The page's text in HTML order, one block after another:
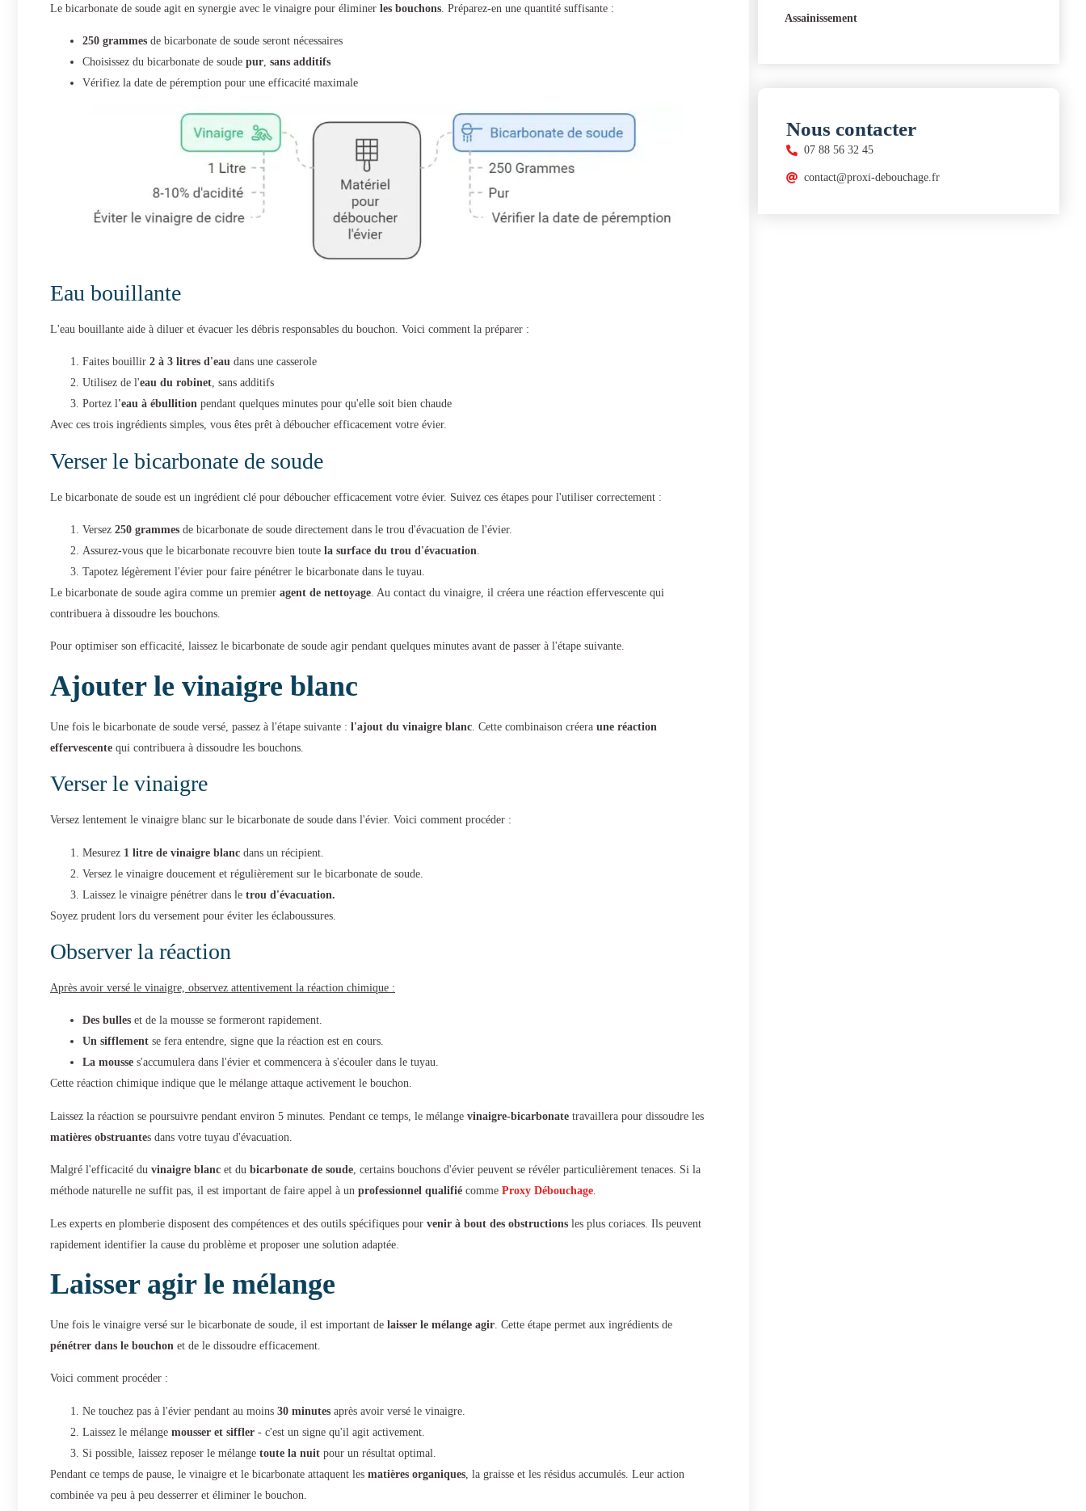
Le bicarbonate de soude agit en synergie avec le vinaigre pour éliminer les bouchons. Préparez-en une quantité suffisante :
250 grammes de bicarbonate de soude seront nécessaires
Choisissez du bicarbonate de soude pur, sans additifs
Vérifiez la date de péremption pour une efficacité maximale
Eau bouillante
L'eau bouillante aide à diluer et évacuer les débris responsables du bouchon. Voici comment la préparer :
Faites bouillir 2 à 3 litres d'eau dans une casserole
Utilisez de l'eau du robinet, sans additifs
Portez l'eau à ébullition pendant quelques minutes pour qu'elle soit bien chaude
Avec ces trois ingrédients simples, vous êtes prêt à déboucher efficacement votre évier.
Verser le bicarbonate de soude
Le bicarbonate de soude est un ingrédient clé pour déboucher efficacement votre évier. Suivez ces étapes pour l'utiliser correctement :
Versez 250 grammes de bicarbonate de soude directement dans le trou d'évacuation de l'évier.
Assurez-vous que le bicarbonate recouvre bien toute la surface du trou d'évacuation.
Tapotez légèrement l'évier pour faire pénétrer le bicarbonate dans le tuyau.
Le bicarbonate de soude agira comme un premier agent de nettoyage. Au contact du vinaigre, il créera une réaction effervescente qui
contribuera à dissoudre les bouchons.
Pour optimiser son efficacité, laissez le bicarbonate de soude agir pendant quelques minutes avant de passer à l'étape suivante.
Ajouter le vinaigre blanc
Une fois le bicarbonate de soude versé, passez à l'étape suivante : l'ajout du vinaigre blanc . Cette combinaison créera une réaction
effervescente qui contribuera à dissoudre les bouchons.
Verser le vinaigre
Versez lentement le vinaigre blanc sur le bicarbonate de soude dans l'évier. Voici comment procéder :
Mesurez 1 litre de vinaigre blanc dans un récipient.
Versez le vinaigre doucement et régulièrement sur le bicarbonate de soude.
Laissez le vinaigre pénétrer dans le trou d'évacuation.
Soyez prudent lors du versement pour éviter les éclaboussures.
Observer la réaction
Après avoir versé le vinaigre, observez attentivement la réaction chimique :
Des bulles et de la mousse se formeront rapidement.
Un sifflement se fera entendre, signe que la réaction est en cours.
La mousse s'accumulera dans l'évier et commencera à s'écouler dans le tuyau.
Cette réaction chimique indique que le mélange attaque activement le bouchon.
Laissez la réaction se poursuivre pendant environ 5 minutes. Pendant ce temps, le mélange vinaigre-bicarbonate travaillera pour dissoudre les
matières obstruantes dans votre tuyau d'évacuation.
Malgré l'efficacité du vinaigre blanc et du bicarbonate de soude, certains bouchons d'évier peuvent se révéler particulièrement tenaces. Si la
méthode naturelle ne suffit pas, il est important de faire appel à un professionnel qualifié comme Proxy Débouchage.
Les experts en plomberie disposent des compétences et des outils spécifiques pour venir à bout des obstructions les plus coriaces. Ils peuvent
rapidement identifier la cause du problème et proposer une solution adaptée.
Laisser agir le mélange
Une fois le vinaigre versé sur le bicarbonate de soude, il est important de laisser le mélange agir . Cette étape permet aux ingrédients de
pénétrer dans le bouchon et de le dissoudre efficacement.
Voici comment procéder :
Ne touchez pas à l'évier pendant au moins 30 minutes après avoir versé le vinaigre.
Laissez le mélange mousser et siffler - c'est un signe qu'il agit activement.
Si possible, laissez reposer le mélange toute la nuit pour un résultat optimal.
Pendant ce temps de pause, le vinaigre et le bicarbonate attaquent les matières organiques , la graisse et les résidus accumulés. Leur action
combinée va peu à peu desserrer et éliminer le bouchon.
Assainissement
Nous contacter
07 88 56 32 45
contact@proxi-debouchage.fr